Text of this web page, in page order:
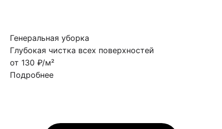
Генеральная уборка
Глубокая чистка всех поверхностей
от 130 ₽/м²
Подробнее